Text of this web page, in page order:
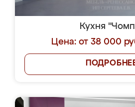
Кухня
Цена: от 38 000